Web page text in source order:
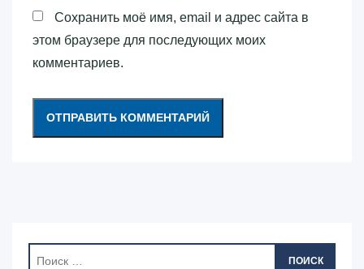
Сохранить моё имя, email и адрес сайта в
этом браузере для последующих моих
комментариев.
ПОИСК